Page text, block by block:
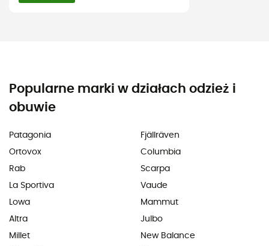
Popularne marki w działach odzież i
obuwie
Patagonia
Ortovox
Rab
La Sportiva
Lowa
Altra
Millet
Fjällräven
Columbia
Scarpa
Vaude
Mammut
Julbo
New Balance